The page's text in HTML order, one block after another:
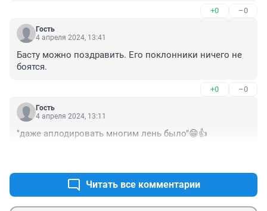
+0 –0
Гость
4 апреля 2024, 13:41
Басту можно поздравить. Его поклонники ничего не
боятся.
+0 –0
Гость
4 апреля 2024, 13:11
"даже аплодировать многим лень было"😁👍
Читать все комментарии